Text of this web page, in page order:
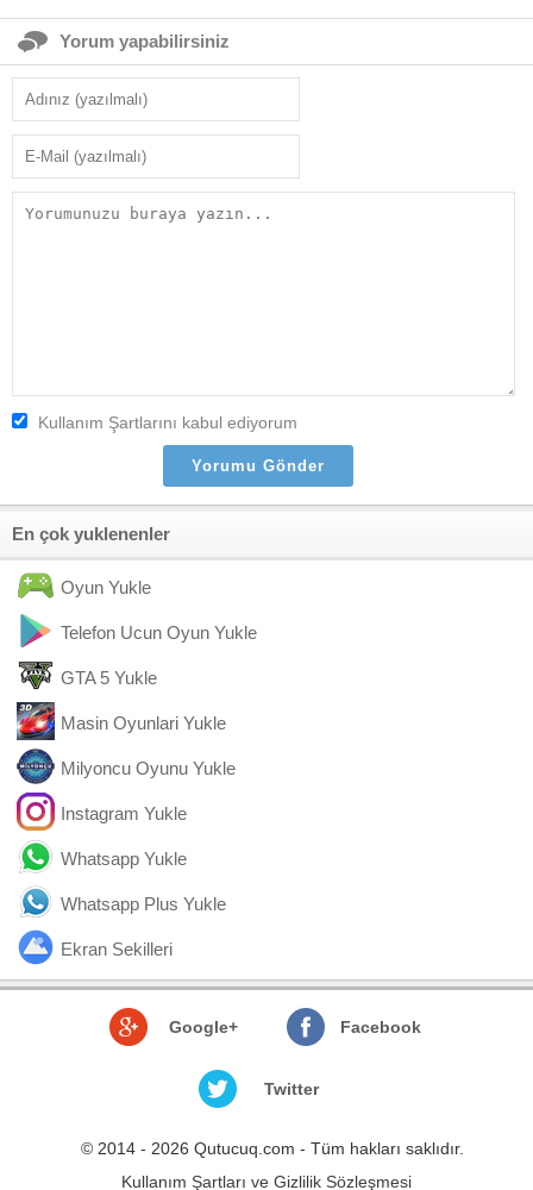
Yorum yapabilirsiniz
Kullanım Şartlarını kabul ediyorum
En çok yuklenenler
Oyun Yukle
Telefon Ucun Oyun Yukle
GTA 5 Yukle
Masin Oyunlari Yukle
Milyoncu Oyunu Yukle
Instagram Yukle
Whatsapp Yukle
Whatsapp Plus Yukle
Ekran Sekilleri
Google+ Facebook
Twitter
© 2014 - 2026 Qutucuq.com - Tüm hakları saklıdır.
Kullanım Şartları ve Gizlilik Sözleşmesi